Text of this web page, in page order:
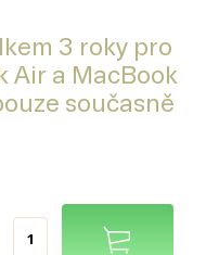
3 roky pro
Air a MacBook
současně